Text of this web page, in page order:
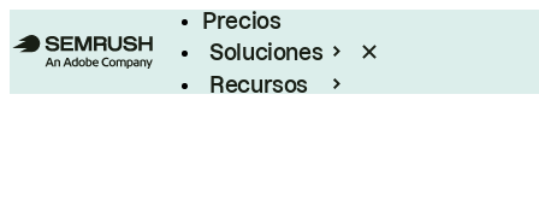
Precios
Soluciones
Recursos